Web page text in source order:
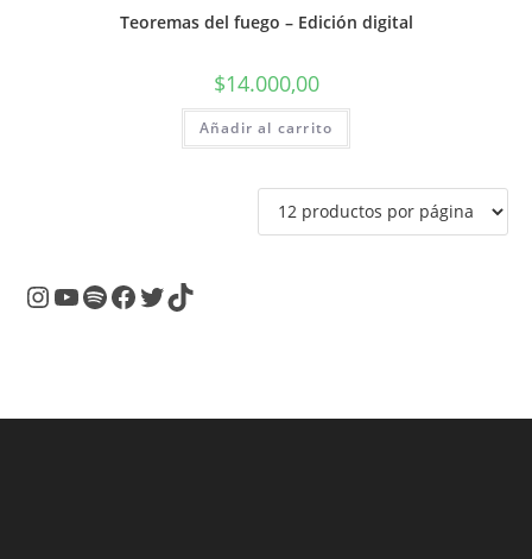
Teoremas del fuego – Edición digital
$14.000,00
Añadir al carrito
Instagram
YouTube
SpotifyFacebook
Twitter
TikTok